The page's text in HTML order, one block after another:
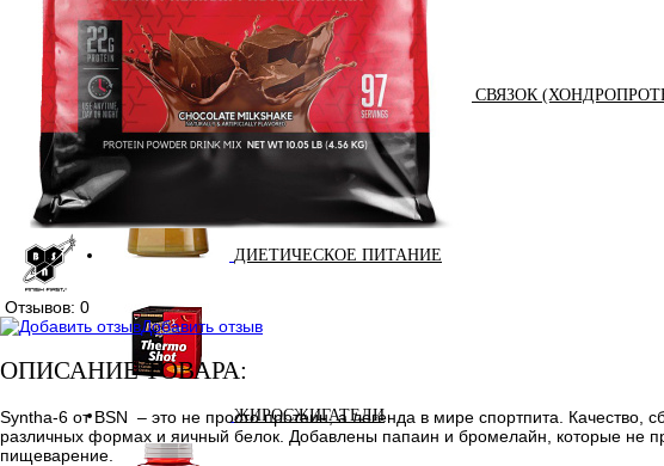
ДОБАВКИ ДЛЯ СУСТАВОВ И СВЯЗОК
ДИЕТИЧЕСКОЕ ПИТАНИЕ
ЖИРОСЖИГАТЕЛИ
Отзывов: 0
Добавить отзыв
ОПИСАНИЕ ТОВАРА:
Syntha-6 от BSN – это не просто протеин, а легенда в мире спортпита.
различных формах и яичный белок. Добавлены папаин и бромелайн, которые не
пищеварение.